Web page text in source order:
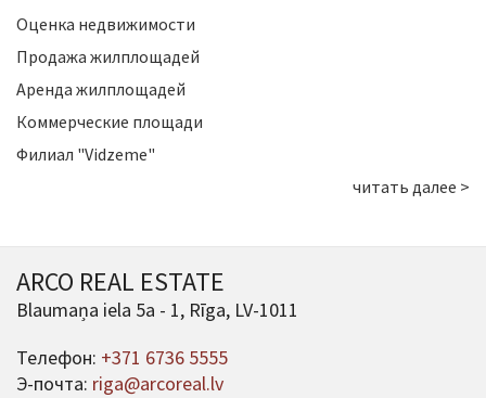
Оценка недвижимости
Продажа жилплощадей
Аренда жилплощадей
Коммерческие площади
Филиал "Vidzeme"
читать далее >
ARCO REAL ESTATE
Blaumaņa iela 5a - 1, Rīga, LV-1011
Телефон: +371 6736 5555
Э-почта: riga@arcoreal.lv